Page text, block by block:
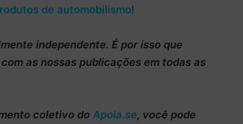
de automobilismo!
independente. É por isso que
com as nossas publicações em todas as
coletivo do Apoia.se, você pode